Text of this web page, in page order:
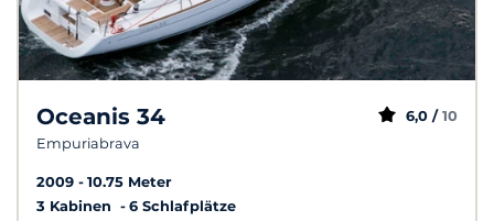
Oceanis 34
Empuriabrava
6,0 / 10
2009
10.75 Meter
3 Kabinen
6 Schlafplätze